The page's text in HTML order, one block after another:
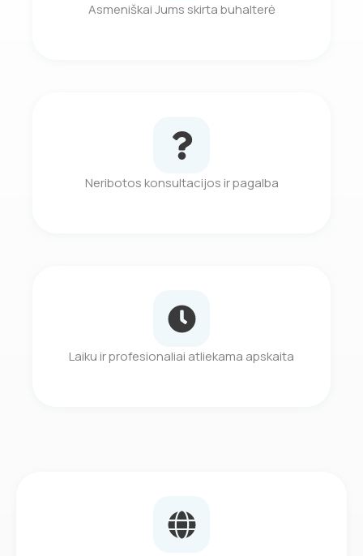
Asmeniškai Jums skirta buhalterė
Neribotos konsultacijos ir pagalba
Laiku ir profesionaliai atliekama apskaita